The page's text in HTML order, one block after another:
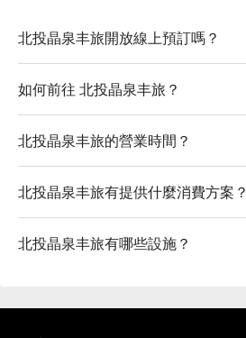
北投晶泉丰旅開放線上預訂嗎？
如何前往 北投晶泉丰旅？
北投晶泉丰旅的營業時間？
北投晶泉丰旅有提供什麼消費方案？
北投晶泉丰旅有哪些設施？